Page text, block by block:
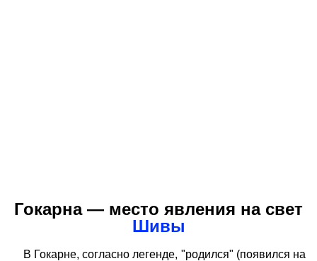
Гокарна — место явления на свет
Шивы
В Гокарне, согласно легенде, "родился" (появился на